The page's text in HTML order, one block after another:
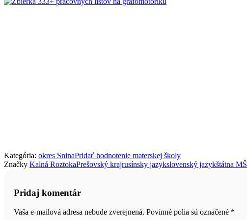
Kategória: okres SninaPridať hodnotenie materskej školy
Značky Kalná RoztokaPrešovský krajrusínsky jazykslovenský jazykštátna MŠ
Pridaj komentár
Vaša e-mailová adresa nebude zverejnená. Povinné polia sú označené *